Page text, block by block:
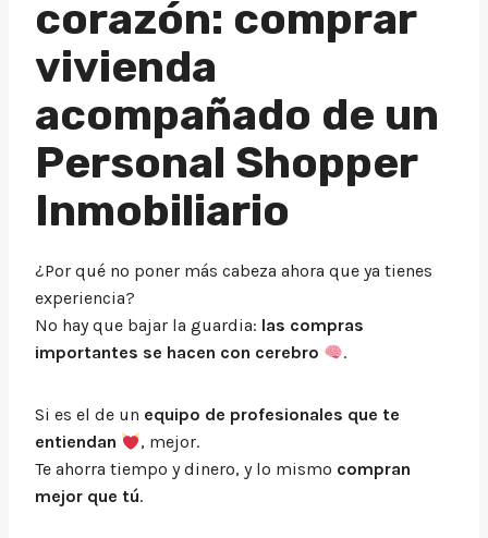
corazón: comprar
vivienda
acompañado de un
Personal Shopper
Inmobiliario
¿Por qué no poner más cabeza ahora que ya tienes
experiencia?
No hay que bajar la guardia: las compras
importantes se hacen con cerebro
.
Si es el de un equipo de profesionales que te
entiendan
, mejor.
Te ahorra tiempo y dinero, y lo mismo compran
mejor que tú.